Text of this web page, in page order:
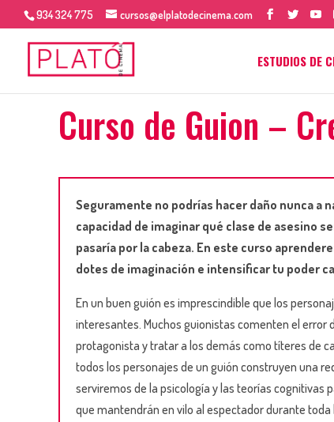
934 324 775 cursos@elplatodecinema.com
ESTUDIOS DE
Curso de Guion –
Seguramente no podrías hacer daño nunca a
capacidad de imaginar qué clase de asesino
pasaría por la cabeza. En este curso
dotes de imaginación e intensificar tu poder
En un buen guión es imprescindible que los
interesantes. Muchos guionistas comenten el error
protagonista y tratar a los demás como títeres de
todos los personajes de un guión construyen una
serviremos de la psicología y las teorías cognitivas
que mantendrán en vilo al espectador durante toda